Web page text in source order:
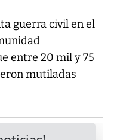
guerra civil en el
entre 20 mil y 75
mutiladas